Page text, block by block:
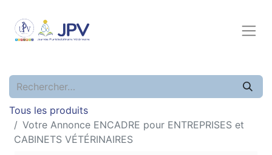
Tous les produits
Votre Annonce ENCADRE pour ENTREPRISES et
CABINETS VÉTÉRINAIRES